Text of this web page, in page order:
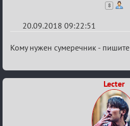
8
20.09.2018 09:22:51
Re:
X
Кому нужен сумеречник - пишите
Lecter